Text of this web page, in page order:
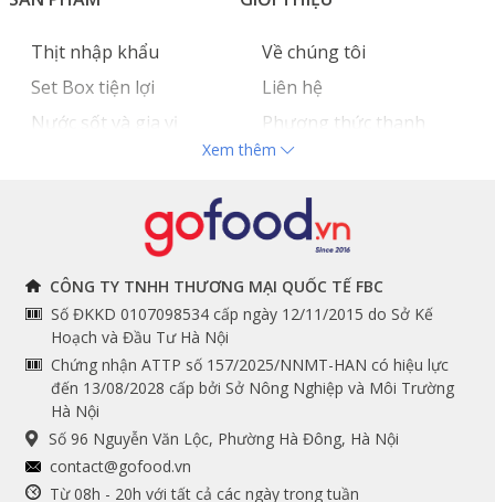
Thịt nhập khẩu
Set Box tiện lợi
Nước sốt và gia vị
Về chúng tôi
Liên hệ
Phương thức thanh
toán
Tuyển dụng
THÔNG TIN
Chính sách và quy định
chung
Hướng dẫn đặt hàng
Cam kết chất lượng
THEO DÕI NGAY
Facebook
Instagram
Youtube
Tiktok
Shopee
Xem thêm
CÔNG TY TNHH THƯƠNG MẠI QUỐC TẾ FBC
Số ĐKKD 0107098534 cấp ngày 12/11/2015 do Sở Kế
Hoạch và Đầu Tư Hà Nội
Chứng nhận ATTP số 157/2025/NNMT-HAN có hiệu lực
đến 13/08/2028 cấp bởi Sở Nông Nghiệp và Môi Trường
Hà Nội
Số 96 Nguyễn Văn Lộc, Phường Hà Đông, Hà Nội
contact@gofood.vn
Từ 08h - 20h với tất cả các ngày trong tuần